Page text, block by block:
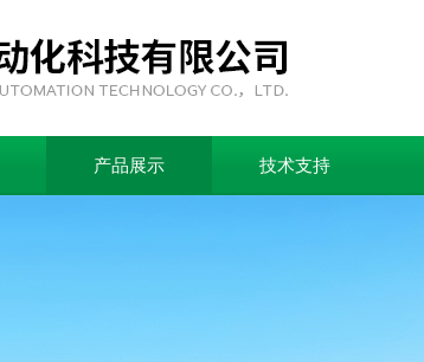
产品展示 技术支持